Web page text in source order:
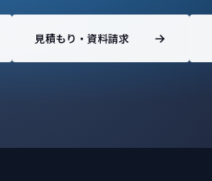
見積もり・資料請求